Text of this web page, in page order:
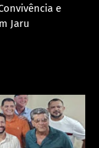
e
Jaru